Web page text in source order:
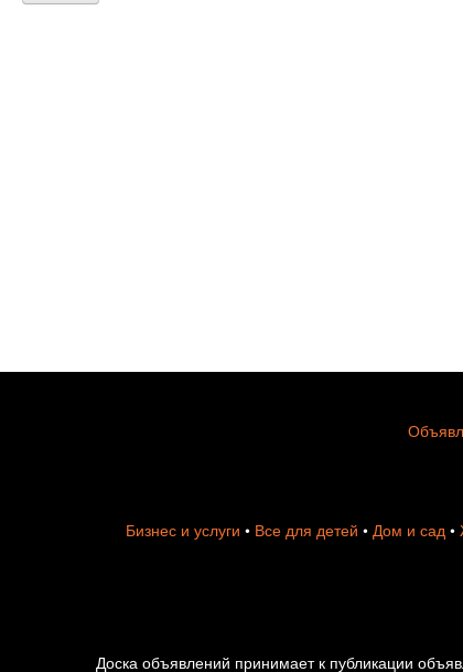
Бизнес и услуги • Все для детей • Дом и сад •
Доска объявлений принимает к публикации